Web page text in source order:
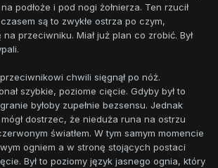
podłoże i pod nogi żołnierza. Ten rzucił
są to zwykłe ostrza po czym,
przeciwniku. Miał już plan co zrobić. Był
chwili sięgnął po nóż.
szybkie, poziome cięcie. Gdyby był to
byłoby zupełnie bezsensu. Jednak
dostrzec, że nieduża runa na ostrzu
światłem. W tym samym momencie
ogniem a w stronę stojących postaci
Był to poziomy język jasnego ognia, który